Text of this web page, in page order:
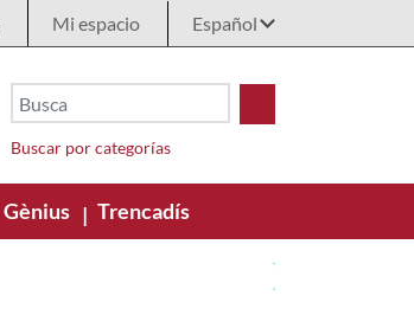
Mi espacio
Buscar por categorías
Gènius | Trencadís